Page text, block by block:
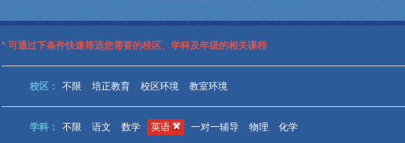
* 可通过下条件快速筛选您需要的校区、学科及年级的相关课程
校区： 不限 培正教育 校区环境 教室环境
学科： 不限 语文 数学 英语 一对一辅导 物理 化学